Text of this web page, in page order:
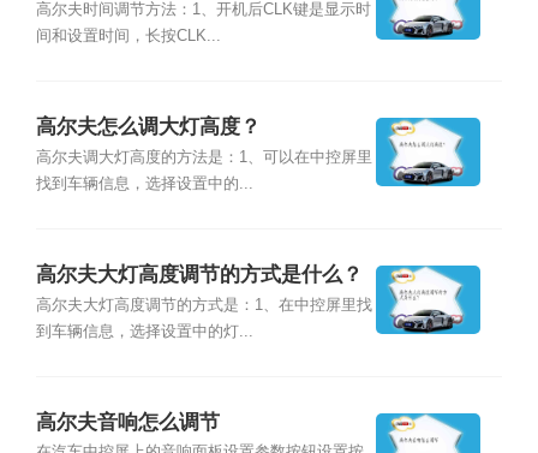
高尔夫时间调节方法：1、开机后CLK键是显示时
间和设置时间，长按CLK...
高尔夫怎么调大灯高度？
高尔夫调大灯高度的方法是：1、可以在中控屏里
找到车辆信息，选择设置中的...
高尔夫大灯高度调节的方式是什么？
高尔夫大灯高度调节的方式是：1、在中控屏里找
到车辆信息，选择设置中的灯...
高尔夫音响怎么调节